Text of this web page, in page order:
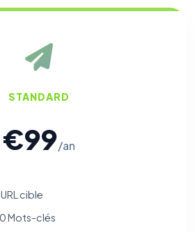
STANDARD
€99/an
URL cible
Mots-clés
TOUJOURS ACTIF
du site : session, sécurité,
de consentement. Ils ne